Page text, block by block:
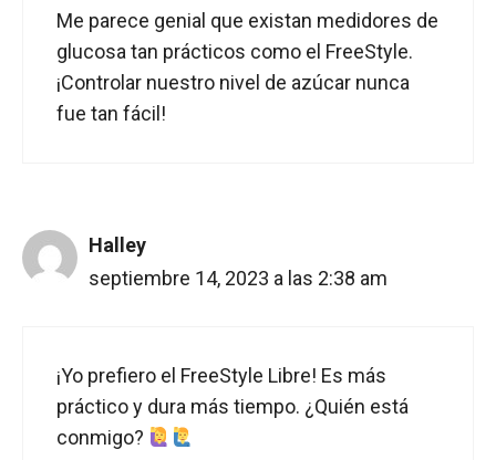
Me parece genial que existan medidores de
glucosa tan prácticos como el FreeStyle.
¡Controlar nuestro nivel de azúcar nunca
fue tan fácil!
Halley
septiembre 14, 2023 a las 2:38 am
¡Yo prefiero el FreeStyle Libre! Es más
práctico y dura más tiempo. ¿Quién está
conmigo?